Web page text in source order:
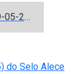
Resolução Nº 772-2025 DOE 09-05-2025.pdf
do Selo Alece